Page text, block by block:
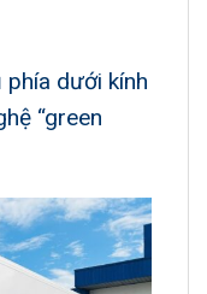
phía dưới kính
“green